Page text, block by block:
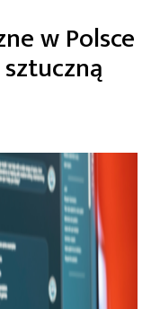
w Polsce